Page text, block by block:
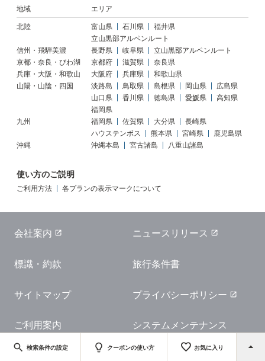
search 検索条件の設定 lightbulb クーポンの使い方 favorite お気に入り arrow_drop_up
地域 エリア
北陸 富山県 石川県
福井県
立山黒部アルペンルート
信州・飛騨美濃
長野県 岐阜県
立山黒部アルペンルート
京都・奈良・びわ湖
京都府 滋賀県
奈良県
兵庫・大阪・和歌山
大阪府 兵庫県
和歌山県
山陽・山陰・四国
淡路島 鳥取県 島根県 岡山県
広島県
山口県
香川県 徳島県 愛媛県
高知県
福岡県
九州
福岡県 佐賀県 大分県
長崎県
ハウステンボス
熊本県 宮崎県
鹿児島県
沖縄
沖縄本島 宮古諸島 八重山諸島
使い方のご説明
ご利用方法 各プランの表示マークについて
会社案内 ニュースリリース
標識・約款 旅行条件書
サイトマップ プライバシーポリシー
ご利用案内 システムメンテナンス
Copyright JTB Corp. All rights reserved.